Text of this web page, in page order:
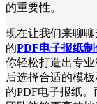
的重要性。
现在让我们来聊
的PDF电子报纸制
你轻松打造出专
后选择合适的模
的PDF电子报纸